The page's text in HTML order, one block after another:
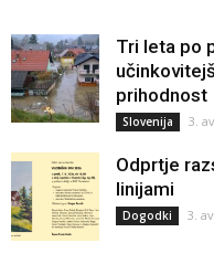
Tri leta po
prihodnost
Slovenija 3.
Odprtje
linijami
Dogodki 3.